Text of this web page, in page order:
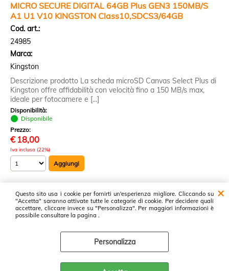
Questo sito usa i cookie per fornirti un'esperienza migliore. Cliccando su
"Accetta" saranno attivate tutte le categorie di cookie. Per decidere quali
accettare, cliccare invece su "Personalizza". Per maggiori informazioni è
possibile consultare la pagina .
Personalizza
MICRO SECURE DIGITAL 64GB Plus GEN3 150MB/S
A1 U1 V10 KINGSTON Class10,SDCS3/64GB
Cod. art.:
24985
Marca:
Kingston
Descrizione prodotto La scheda microSD Canvas Select Plus di
Kingston offre affidabilità con velocità fino a 150 MB/s max,
ideale per fotocamere e [...]
Disponibilità:
Disponibile
Prezzo:
€ 18,00
Iva inclusa (22%)
11 risultati trovati (20 per pagina - 1 in totale)
Proservice srl ~ Cash & Carry Prodotti Informatici ~ Via Luxemburg, 37 -